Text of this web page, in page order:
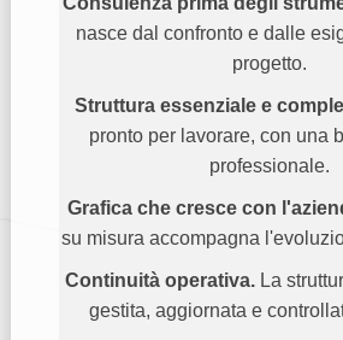
nasce dal confronto e dalle
progetto.
Struttura essenziale e
pronto per lavorare, con una
professionale.
Grafica che cresce con
su misura accompagna
Continuità operativa. La
gestita, aggiornata e